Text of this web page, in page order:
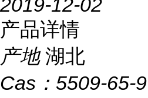
2019-12-02
产品详情
产地 湖北
Cas： 5509-65-9